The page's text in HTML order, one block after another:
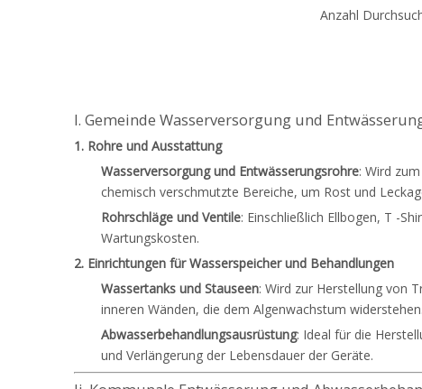
Anzahl
I. Gemeinde Wasserversorgung und
1. Rohre und Ausstattung
Wasserversorgung und Entwässerungsrohre: Wird
chemisch verschmutzte Bereiche, um Rost und
Rohrschläge und Ventile: Einschließlich Ellbogen, T -
Wartungskosten.
2. Einrichtungen für Wasserspeicher und Behandlungen
Wassertanks und Stauseen: Wird zur Herstellung von
inneren Wänden, die dem Algenwachstum widerstehen.
Abwasserbehandlungsausrüstung: Ideal für die
und Verlängerung der Lebensdauer der Geräte.